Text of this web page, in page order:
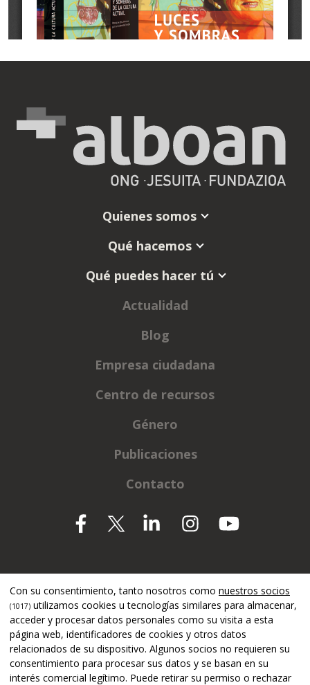
Quienes somos
Qué hacemos
Qué puedes hacer tú
Actualidad
Blog
Empresa ciudadana
Centro de recursos
Género
Publicaciones
Contacto
Con su consentimiento, tanto nosotros como nuestros socios
(1017) utilizamos cookies u tecnologías similares para almacenar,
acceder y procesar datos personales como su visita a esta
página web, identificadores de cookies y otros datos
relacionados de su dispositivo. Algunos socios no requieren su
consentimiento para procesar sus datos y se basan en su
interés comercial legítimo. Puede retirar su permiso o rechazar